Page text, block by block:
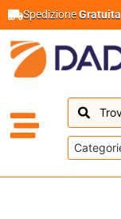
SpedizioneGratuita